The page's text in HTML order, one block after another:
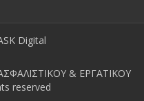
Digital
& ΕΡΓΑΤΙΚΟΥ
reserved